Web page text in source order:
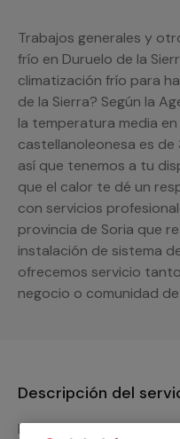
Trabajos generales y
frío en Duruelo de la
climatización frío para
de la Sierra? Según la
la temperatura media
castellanoleonesa es
así que tenemos a tu
que el calor te dé un
con servicios
provincia de Soria que
instalación de sistema
ofrecemos servicio
negocio o comunidad
Descripción del
Nuestro equipo de